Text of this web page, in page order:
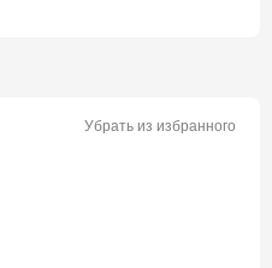
Убрать из избранного